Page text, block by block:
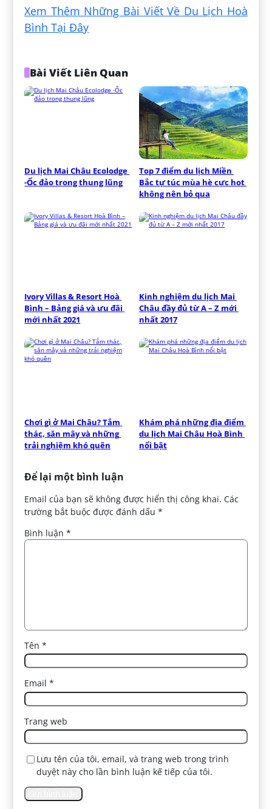
Xem Thêm Những Bài Viết Về Du Lịch Hoà
Bình Tại Đây
Bài Viết Liên Quan
Du lịch Mai Châu Ecolodge
-Ốc đảo trong thung lũng
Top 7 điểm du lịch Miền
Bắc tự túc mùa hè cực hot
không nên bỏ qua
Ivory Villas & Resort Hoà
Bình – Bảng giá và ưu đãi
mới nhất 2021
Kinh nghiệm du lịch Mai
Châu đầy đủ từ A – Z mới
nhất 2017
Chơi gì ở Mai Châu? Tắm
thác, săn mây và những
trải nghiệm khó quên
Khám phá những địa điểm
du lịch Mai Châu Hoà Bình
nổi bật
Để lại một bình luận
Email của bạn sẽ không được hiển thị công khai. Các
trường bắt buộc được đánh dấu*
Bình luận*
Tên*
Email*
Trang web
Lưu tên của tôi, email, và trang web trong trình
duyệt này cho lần bình luận kế tiếp của tôi.